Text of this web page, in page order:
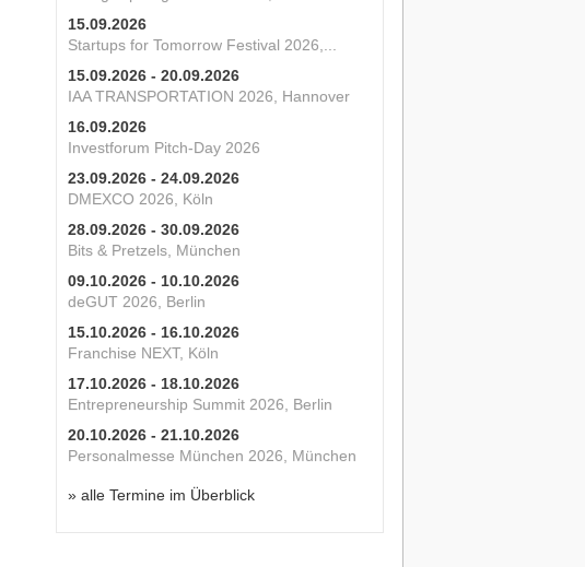
15.09.2026
Startups for Tomorrow Festival 2026,...
15.09.2026 - 20.09.2026
IAA TRANSPORTATION 2026, Hannover
16.09.2026
Investforum Pitch-Day 2026
23.09.2026 - 24.09.2026
DMEXCO 2026, Köln
28.09.2026 - 30.09.2026
Bits & Pretzels, München
09.10.2026 - 10.10.2026
deGUT 2026, Berlin
15.10.2026 - 16.10.2026
Franchise NEXT, Köln
17.10.2026 - 18.10.2026
Entrepreneurship Summit 2026, Berlin
20.10.2026 - 21.10.2026
Personalmesse München 2026, München
» alle Termine im Überblick